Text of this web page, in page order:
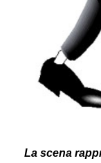
La scena